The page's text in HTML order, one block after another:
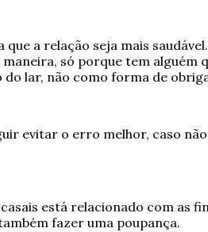
a relação seja mais
só porque tem
lar, não como forma de
evitar o erro melhor, caso
está relacionado com as
fazer uma poupança.